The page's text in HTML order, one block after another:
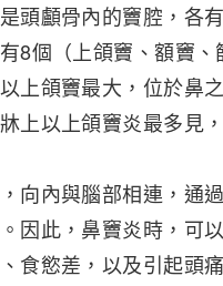
頭顱骨內的竇腔，各
8個（上頜竇、額竇
上頜竇最大，位於鼻
上以上頜竇炎最多見
向內與腦部相連，通
因此，鼻竇炎時，可
食慾差，以及引起頭